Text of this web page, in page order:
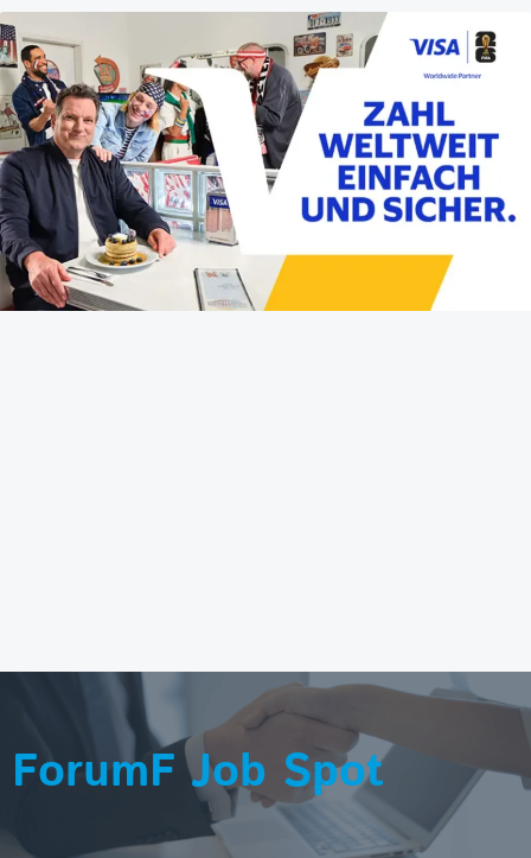
ForumF Job Spot